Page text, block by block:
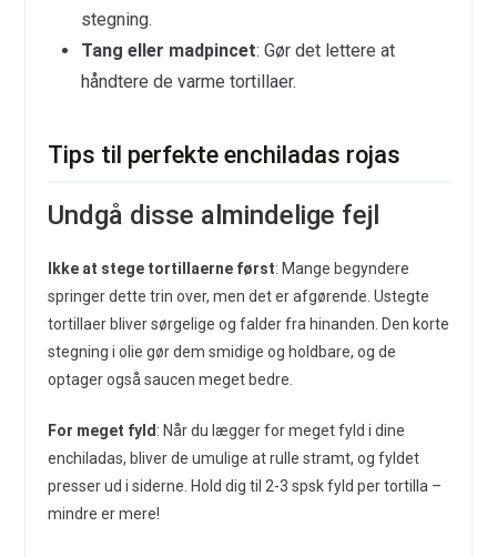
stegning.
Tang eller madpincet: Gør det lettere at
håndtere de varme tortillaer.
Tips til perfekte enchiladas rojas
Undgå disse almindelige fejl
Ikke at stege tortillaerne først: Mange begyndere
springer dette trin over, men det er afgørende. Ustegte
tortillaer bliver sørgelige og falder fra hinanden. Den korte
stegning i olie gør dem smidige og holdbare, og de
optager også saucen meget bedre.
For meget fyld : Når du lægger for meget fyld i dine
enchiladas, bliver de umulige at rulle stramt, og fyldet
presser ud i siderne. Hold dig til 2-3 spsk fyld per tortilla –
mindre er mere!